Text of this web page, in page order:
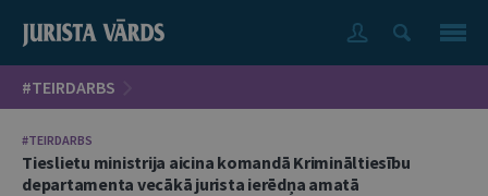
#TEIRDARBS
#TEIRDARBS
Tieslietu ministrija aicina komandā Krimināltiesību
departamenta vecākā jurista ierēdņa amatā